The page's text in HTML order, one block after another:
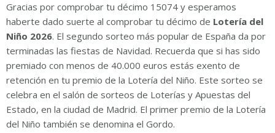
Gracias por comprobar tu décimo 15074 y esperamos
haberte dado suerte al comprobar tu décimo de Lotería del
Niño 2026. El segundo sorteo más popular de España da por
terminadas las fiestas de Navidad. Recuerda que si has sido
premiado con menos de 40.000 euros estás exento de
retención en tu premio de la Lotería del Niño. Este sorteo se
celebra en el salón de sorteos de Loterías y Apuestas del
Estado, en la ciudad de Madrid. El primer premio de la Lotería
del Niño también se denomina el Gordo.